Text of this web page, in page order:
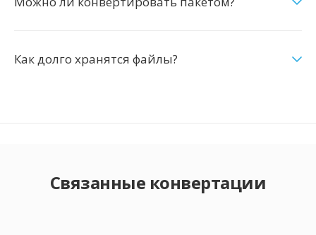
Как долго хранятся файлы?
Связанные конвертации